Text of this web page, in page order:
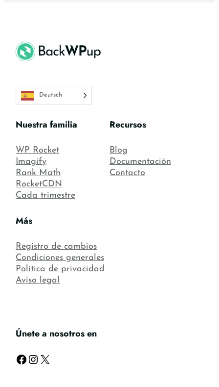
Deutsch
Nuestra familia
WP Rocket
Imagify
Rank Math
RocketCDN
Cada trimestre
Recursos
Blog
Documentación
Contacto
Más
Registro de cambios
Condiciones generales
Política de privacidad
Aviso legal
Únete a nosotros en
Facebook Instagram X